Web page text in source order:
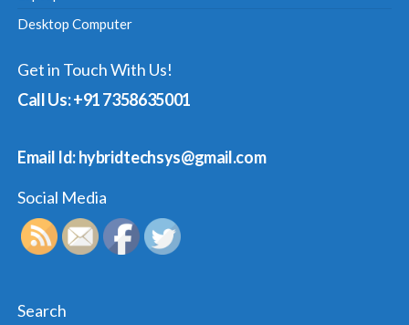
Desktop Computer
Get in Touch With Us!
Call Us: +91 7358635001
Email Id: hybridtechsys@gmail.com
Social Media
Search